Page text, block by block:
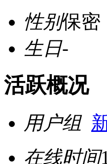
性别保密
生日-
活跃概况
用户组
在线时间